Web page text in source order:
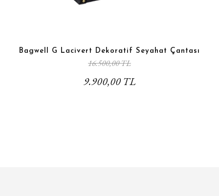
Bagwell G Lacivert Dekoratif Seyahat Çantası
16.500,00 TL
9.900,00 TL